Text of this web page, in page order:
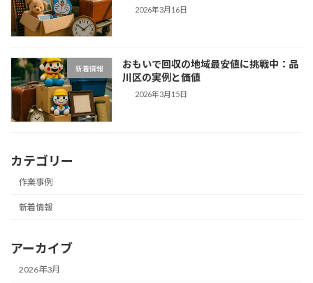
2026年3月16日
新着情報
おもいで回収の地域最安値に挑戦中：品
川区の実例と価値
2026年3月15日
カテゴリー
作業事例
新着情報
アーカイブ
2026年3月